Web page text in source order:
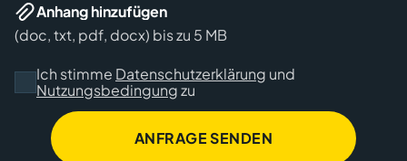
Anhang hinzufügen
(doc, txt, pdf, docx) bis zu 5 MB
Ich stimme Datenschutzerklärung und
Nutzungsbedingungzu
ANFRAGE SENDEN